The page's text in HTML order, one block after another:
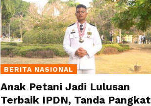
BERITA NASIONAL
Anak Petani Jadi Lulusan
Terbaik IPDN, Tanda Pangkat